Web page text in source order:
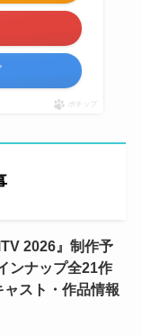
ポチップ
2026』制作予
ンナップ全21作
スト・作品情報